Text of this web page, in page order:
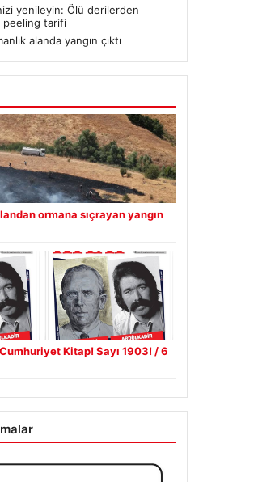
yenileyin: Ölü derilerden
peeling tarifi
alanda yangın çıktı
ormana sıçrayan yangın
Kitap! Sayı 1903! / 6